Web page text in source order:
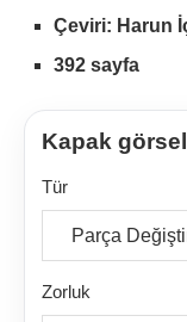
Çeviri: Harun
392 sayfa
Kapak
Tür
Zorluk